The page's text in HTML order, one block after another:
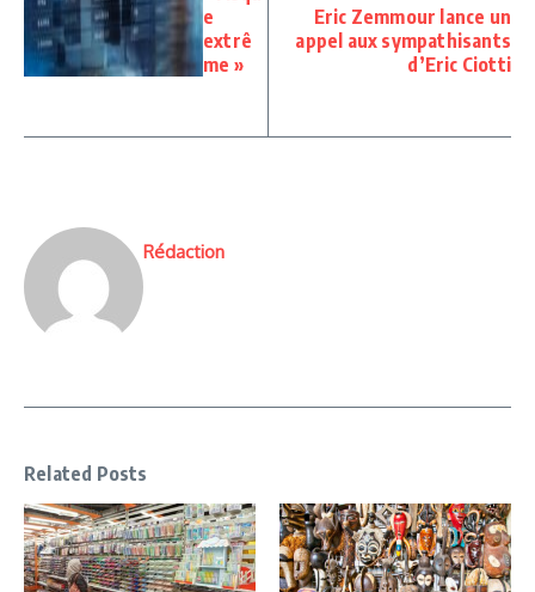
e
extrê
me »
Eric Zemmour lance un
appel aux sympathisants
d’Eric Ciotti
Rédaction
Related Posts